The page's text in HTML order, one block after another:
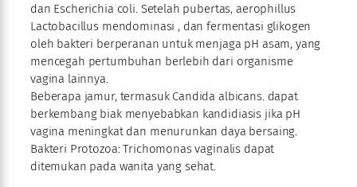
dan Escherichia coli. Setelah pubertas, aerophillus
Lactobacillus mendominasi , dan fermentasi glikogen
oleh bakteri berperanan untuk menjaga pH asam, yang
mencegah pertumbuhan berlebih dari organisme
vagina lainnya.
Beberapa jamur, termasuk Candida albicans. dapat
berkembang biak menyebabkan kandidiasis jika pH
vagina meningkat dan menurunkan daya bersaing.
Bakteri Protozoa: Trichomonas vaginalis dapat
ditemukan pada wanita yang sehat.